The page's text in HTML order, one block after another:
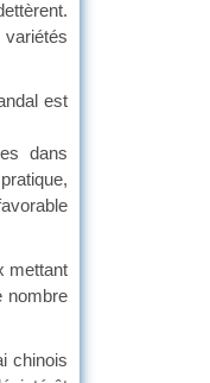
est
dans
mettant
nombre
chinois